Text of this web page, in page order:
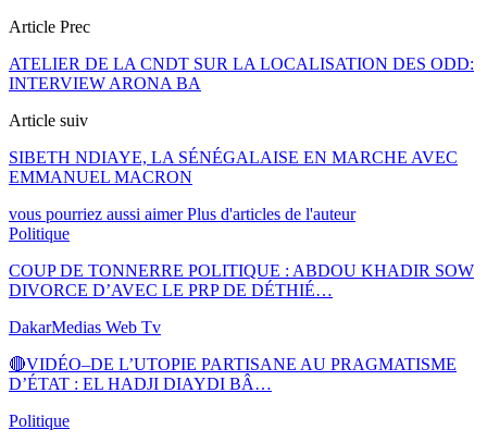
Article Prec
ATELIER DE LA CNDT SUR LA LOCALISATION DES ODD:
INTERVIEW ARONA BA
Article suiv
SIBETH NDIAYE, LA SÉNÉGALAISE EN MARCHE AVEC
EMMANUEL MACRON
vous pourriez aussi aimer Plus d'articles de l'auteur
Politique
COUP DE TONNERRE POLITIQUE : ABDOU KHADIR SOW
DIVORCE D’AVEC LE PRP DE DÉTHIÉ…
DakarMedias Web Tv
🔴VIDÉO–DE L’UTOPIE PARTISANE AU PRAGMATISME
D’ÉTAT : EL HADJI DIAYDI BÂ…
Politique